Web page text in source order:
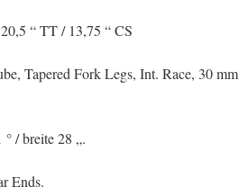
“ TT / 13,75 “ CS
Tapered Fork Legs, Int. Race, 30 mm
/ breite 28 „.
Ends.